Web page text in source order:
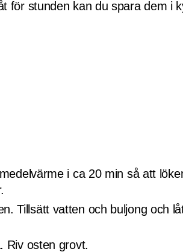
för stunden kan du spara dem i
i ca 20 min så att
Tillsätt vatten och buljong och
Riv osten grovt.